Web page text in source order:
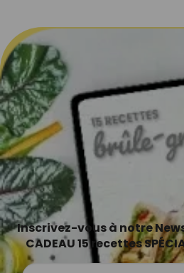
Inscrivez-vous à notre
CADEAU 15 recettes